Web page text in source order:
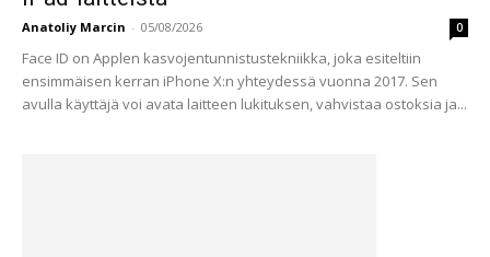
Anatoliy Marcin - 05/08/2026 0
Face ID on Applen kasvojentunnistustekniikka, joka esiteltiin
ensimmäisen kerran iPhone X:n yhteydessä vuonna 2017. Sen
avulla käyttäjä voi avata laitteen lukituksen, vahvistaa ostoksia ja...